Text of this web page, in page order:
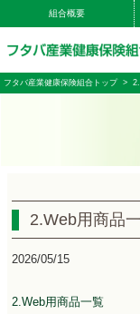
組合概要
フタバ産業健康保険組合トップ>
2.Web用商品
2026/05/15
2.Web用商品一覧